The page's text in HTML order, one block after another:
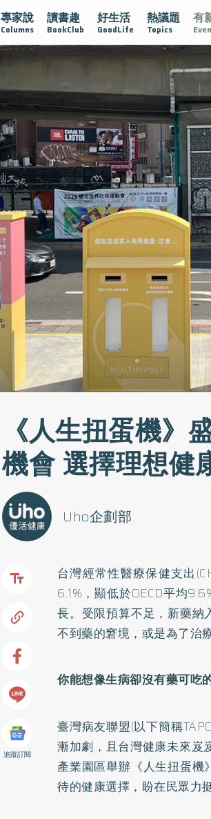
專家說
Columns
讀書趣
BookClub
好生活
GoodLife
熱議題
Topics
有
認識攝護腺肥大 守護骨骼健康 達
《人生扭蛋機》
機會 選擇理想健
Uho企劃部
追蹤訂閱
台灣經常性醫療保健支出
6.1%，顯低於OECD平均
長。受限預算不足，新藥納
不到藥的窘境，或是為了治
你能想像生病卻沒有藥可吃
臺灣病友聯盟(以下簡稱
漸加劇，且台灣健康未來岌
產業園區舉辦《人生扭蛋機
待的健康選擇，盼在民眾力